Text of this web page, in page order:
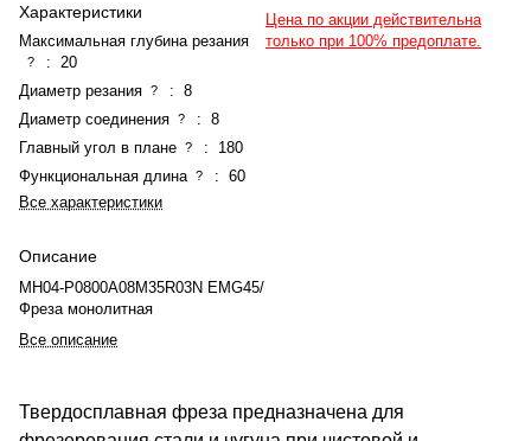
Характеристики
Максимальная глубина резания
? :
20
Диаметр резания ? : 8
Диаметр соединения ? : 8
Главный угол в плане ? :
180
Функциональная длина ? : 60
Все характеристики
Описание
MH04-P0800A08M35R03N EMG45/
Фреза монолитная
Все описание
Цена по акции действительна
только при 100% предоплате.
Твердосплавная фреза предназначена для